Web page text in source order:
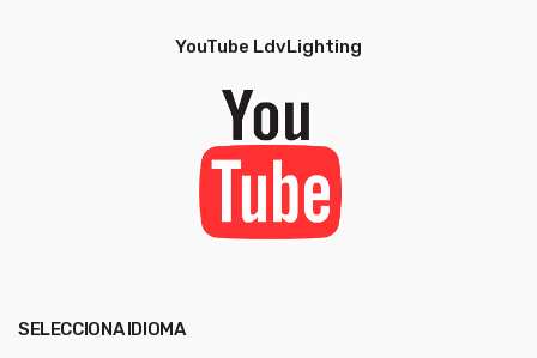
YouTube LdvLighting
SELECCIONA IDIOMA